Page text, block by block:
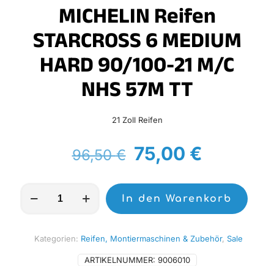
MICHELIN Reifen
STARCROSS 6 MEDIUM
HARD 90/100-21 M/C
NHS 57M TT
21 Zoll Reifen
96,50€ Ursprünglicher
Preis
war:
96,50 €
75,00 €
ist:
75,00 €.
Reifen
MEDIUM
In den Warenkorb
ARTIKELNUMMER: 9006010
Kategorien: Reifen, Montiermaschinen & Zubehör, Sale